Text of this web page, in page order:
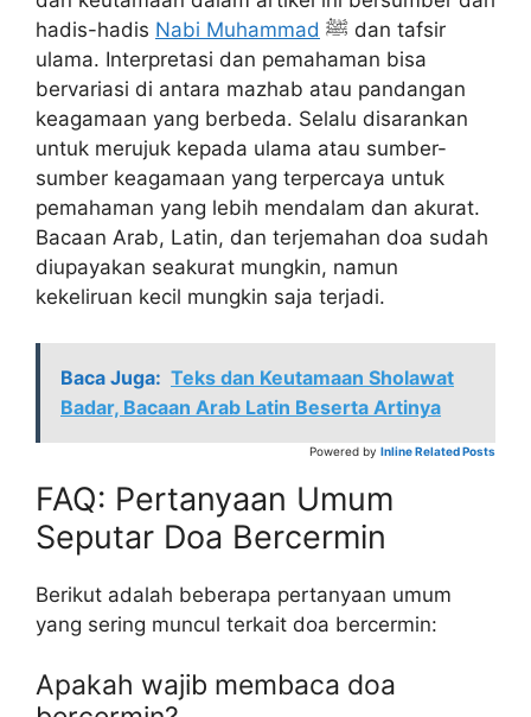
hadis-hadis Nabi Muhammad
ulama. Interpretasi dan pemahaman bisa
bervariasi di antara mazhab atau pandangan
keagamaan yang berbeda. Selalu disarankan
untuk merujuk kepada ulama atau sumber-
sumber keagamaan yang terpercaya untuk
pemahaman yang lebih mendalam dan akurat.
Bacaan Arab, Latin, dan terjemahan doa sudah
diupayakan seakurat mungkin, namun
kekeliruan kecil mungkin saja terjadi.
Baca Juga: Teks dan Keutamaan Sholawat
Badar, Bacaan Arab Latin Beserta Artinya
Powered by Inline Related Posts
FAQ: Pertanyaan Umum
Seputar Doa Bercermin
Berikut adalah beberapa pertanyaan umum
yang sering muncul terkait doa bercermin:
Apakah wajib membaca doa